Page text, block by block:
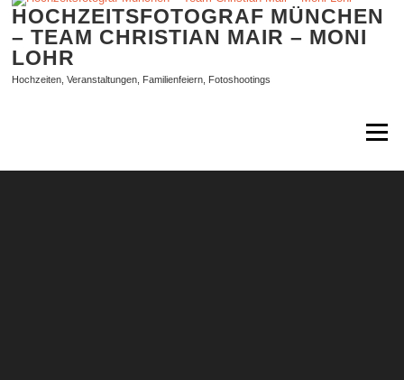
Zum
springen
HOCHZEITSFOTOGRAF MÜNCHEN
– TEAM CHRISTIAN MAIR – MONI
LOHR
Hochzeiten, Veranstaltungen, Familienfeiern, Fotoshootings
Menü